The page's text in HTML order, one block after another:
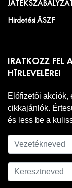
Hirdetési ÁSZF
IRATKOZZ FEL
HÍRLEVELÉRE!
Előfizetői akciók,
cikkajánlók.
és less be a